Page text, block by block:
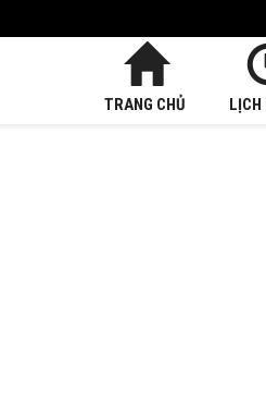
TRANG CHỦ LỊCH